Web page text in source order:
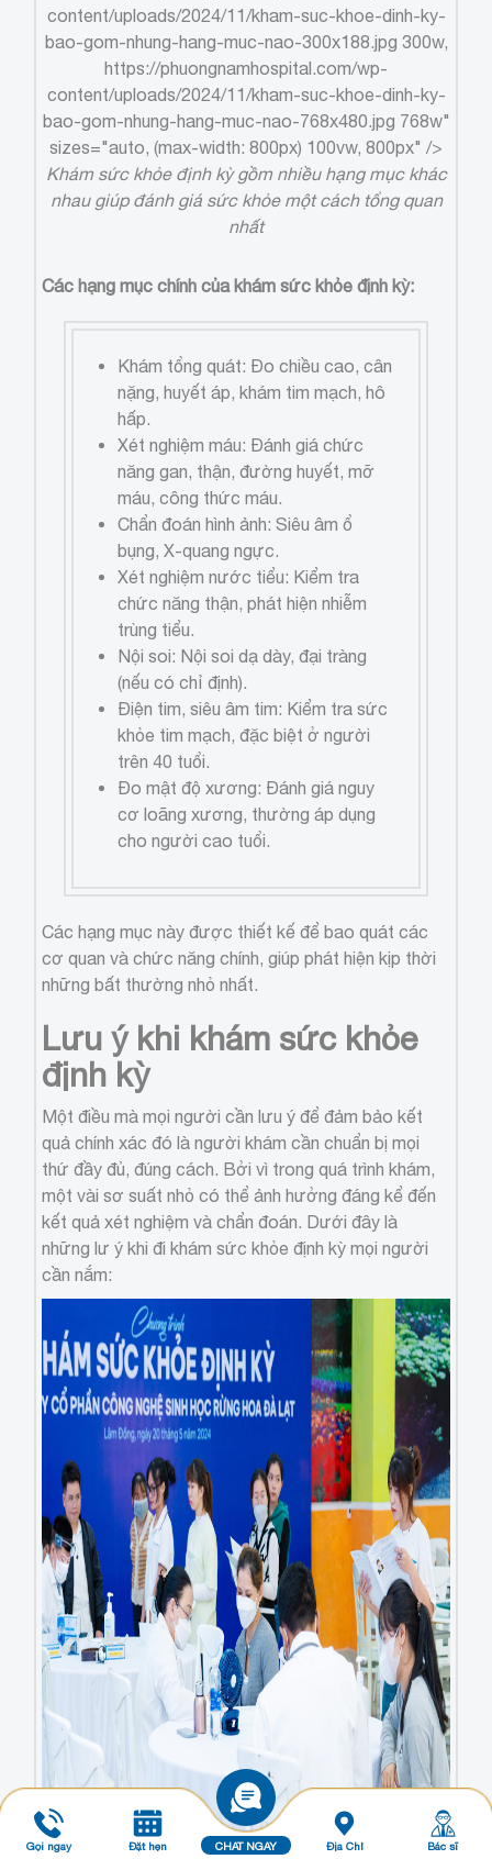
content/uploads/2024/11/kham-suc-khoe-dinh-ky-
bao-gom-nhung-hang-muc-nao-300x188.jpg 300w,
https://phuongnamhospital.com/wp-
content/uploads/2024/11/kham-suc-khoe-dinh-ky-
bao-gom-nhung-hang-muc-nao-768x480.jpg 768w"
sizes="auto, (max-width: 800px) 100vw, 800px" />
Khám sức khỏe định kỳ gồm nhiều hạng mục khác
nhau giúp đánh giá sức khỏe một cách tổng quan
nhất
Các hạng mục chính của khám sức khỏe định kỳ:
Khám tổng quát: Đo chiều cao, cân
nặng, huyết áp, khám tim mạch, hô
hấp.
Xét nghiệm máu: Đánh giá chức
năng gan, thận, đường huyết, mỡ
máu, công thức máu.
Chẩn đoán hình ảnh: Siêu âm ổ
bụng, X-quang ngực.
Xét nghiệm nước tiểu: Kiểm tra
chức năng thận, phát hiện nhiễm
trùng tiểu.
Nội soi: Nội soi dạ dày, đại tràng
(nếu có chỉ định).
Điện tim, siêu âm tim: Kiểm tra sức
khỏe tim mạch, đặc biệt ở người
trên 40 tuổi.
Đo mật độ xương: Đánh giá nguy
cơ loãng xương, thường áp dụng
cho người cao tuổi.
Các hạng mục này được thiết kế để bao quát các
cơ quan và chức năng chính, giúp phát hiện kịp thời
những bất thường nhỏ nhất.
Lưu ý khi khám sức khỏe
định kỳ
Một điều mà mọi người cần lưu ý để đảm bảo kết
quả chính xác đó là người khám cần chuẩn bị mọi
thứ đầy đủ, đúng cách. Bởi vì trong quá trình khám,
một vài sơ suất nhỏ có thể ảnh hưởng đáng kể đến
kết quả xét nghiệm và chẩn đoán. Dưới đây là
những lư ý khi đi khám sức khỏe định kỳ mọi người
cần nắm:
Gọi ngay Đặt hẹn CHAT NGAY Địa Chỉ Bác sĩ